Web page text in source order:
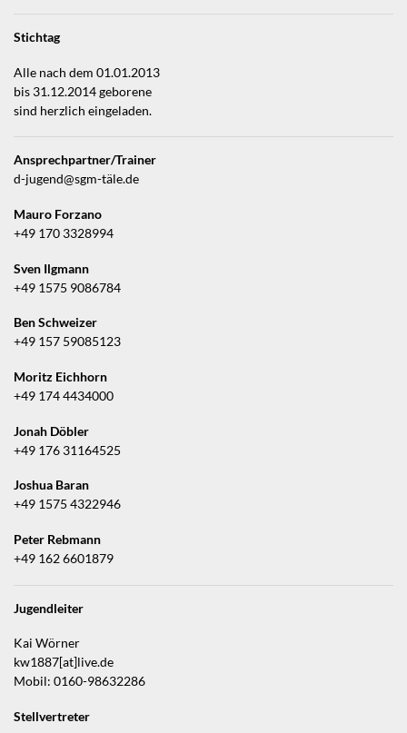
Stichtag
Alle nach dem 01.01.2013
bis 31.12.2014 geborene
sind herzlich eingeladen.
Ansprechpartner/Trainer
d-jugend@sgm-täle.de
Mauro Forzano
+49 170 3328994
Sven Ilgmann
+49 1575 9086784
Ben Schweizer
+49 157 59085123
Moritz Eichhorn
+49 174 4434000
Jonah Döbler
+49 176 31164525
Joshua Baran
+49 1575 4322946
Peter Rebmann
+49 162 6601879
Jugendleiter
Kai Wörner
kw1887[at]live.de
Mobil: 0160-98632286
Stellvertreter